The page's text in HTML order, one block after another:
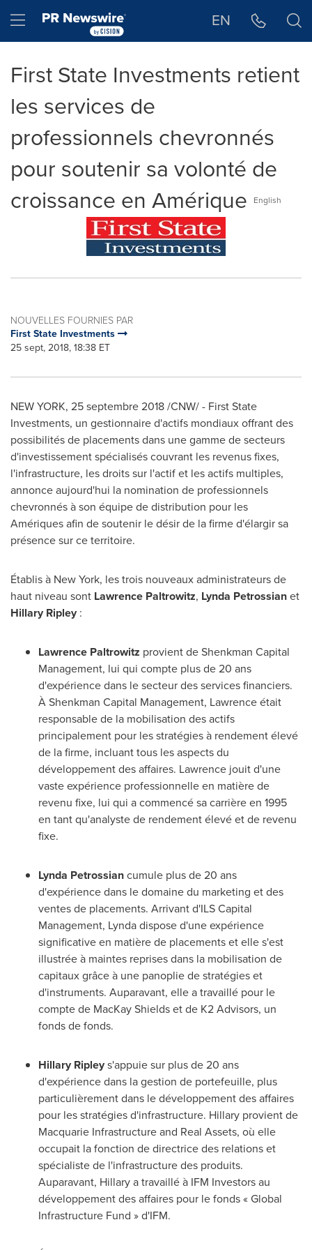
Hamburger menu EN
First State Investments retient
les services de
professionnels chevronnés
pour soutenir sa volonté de
croissance en Amérique
English
NOUVELLES FOURNIES PAR
First State Investments
25 sept, 2018, 18:38 ET
NEW YORK, 25 septembre 2018 /CNW/ - First State
Investments, un gestionnaire d'actifs mondiaux offrant des
possibilités de placements dans une gamme de secteurs
d'investissement spécialisés couvrant les revenus fixes,
l'infrastructure, les droits sur l'actif et les actifs multiples,
annonce aujourd'hui la nomination de professionnels
chevronnés à son équipe de distribution pour les
Amériques afin de soutenir le désir de la firme d'élargir sa
présence sur ce territoire.
Établis à New York, les trois nouveaux administrateurs de
haut niveau sont Lawrence Paltrowitz, Lynda Petrossianet
Hillary Ripley :
Lawrence Paltrowitz provient de Shenkman Capital
Management, lui qui compte plus de 20 ans
d'expérience dans le secteur des services financiers.
À Shenkman Capital Management, Lawrence était
responsable de la mobilisation des actifs
principalement pour les stratégies à rendement élevé
de la firme, incluant tous les aspects du
développement des affaires. Lawrence jouit d'une
vaste expérience professionnelle en matière de
revenu fixe, lui qui a commencé sa carrière en 1995
en tant qu'analyste de rendement élevé et de revenu
fixe.
Lynda Petrossiancumule plus de 20 ans
d'expérience dans le domaine du marketing et des
ventes de placements. Arrivant d'ILS Capital
Management, Lynda dispose d'une expérience
significative en matière de placements et elle s'est
illustrée à maintes reprises dans la mobilisation de
capitaux grâce à une panoplie de stratégies et
d'instruments. Auparavant, elle a travaillé pour le
compte de MacKay Shieldset de K2 Advisors, un
fonds de fonds.
Hillary Ripleys'appuie sur plus de 20 ans
d'expérience dans la gestion de portefeuille, plus
particulièrement dans le développement des affaires
pour les stratégies d'infrastructure. Hillary provient de
Macquarie Infrastructure and Real Assets, où elle
occupait la fonction de directrice des relations et
spécialiste de l'infrastructure des produits.
Auparavant, Hillary a travaillé à IFM Investors au
développement des affaires pour le fonds « Global
Infrastructure Fund » d'IFM.